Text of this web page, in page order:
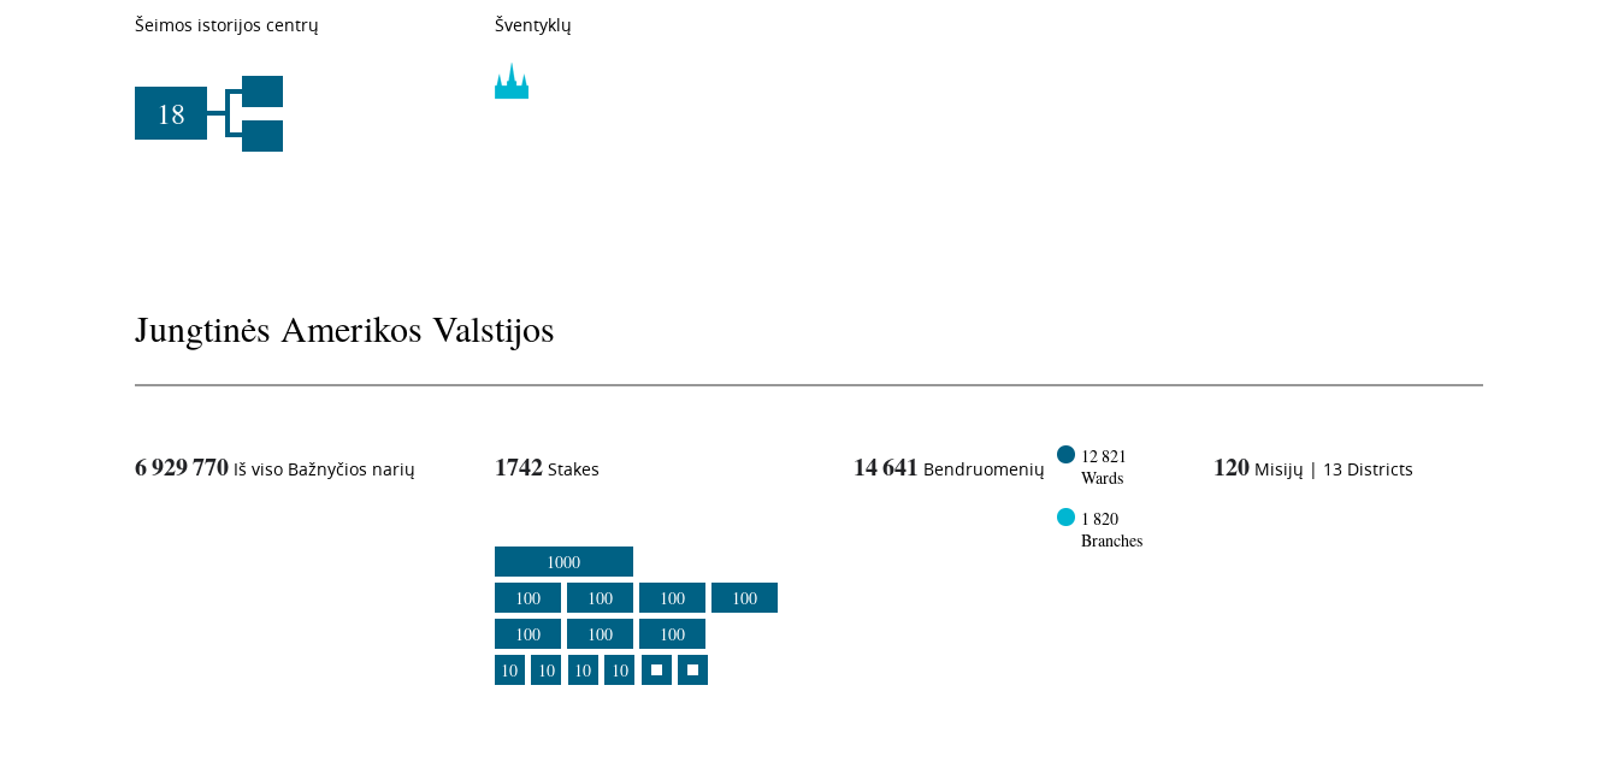
Šeimos istorijos centrų
18
Šventyklų
Jungtinės Amerikos Valstijos
6 929 770 Iš viso Bažnyčios narių 1742 Stakes
1000
100
100 100
100
100
100
100
10
10 10 10
14 641 Bendruomenių
12 821
Wards
1 820
Branches
120 Misijų | 13 Districts